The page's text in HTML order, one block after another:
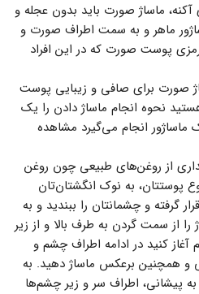
ماساژ صورت باید بدون عجله و
ماهر و به سمت اطراف صورت و
پوست صورت که در این افراد
صورت برای صافی و زیبایی پوست
نحوه انجام ماساژ دادن را یک
ماساژور انجام می‌گیرد مشاهده
از روغن‌های طبیعی چون روغن
پوستتان، به نوک انگشتان‌تان
گرفته و چشمانتان را ببندید و به
از سمت گردن به طرف بالا و از زیر
کنید در ادامه اطراف چشم و
و همچنین برعکس ماساژ دهید. به
پیشانی، اطراف سر و زیر چشم‌ها